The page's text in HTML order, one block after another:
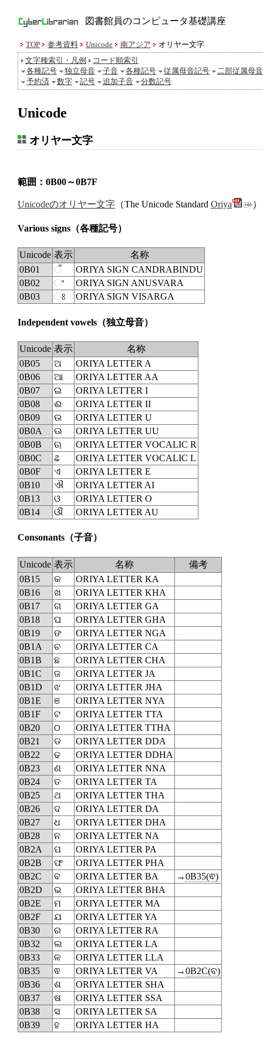
図書館員のコンピュータ基礎講座
TOP 参考資料 Unicode 南アジア
オリヤー文字
文字種索引・凡例
コード順索引
各種記号
独立母音 子音 各種記号 従属母音記号
二部従属母
予約済
数字 記号 追加子音 分数記号
Unicode
オリヤー文字
範囲：0B00～0B7F
Unicodeのオリヤー文字 （The Unicode Standard Oriya
Various signs （各種記号）
Unicode 表示
名称
0B01
◌ଁ
ORIYA SIGN CANDRABINDU
0B02
ଂ
ORIYA SIGN ANUSVARA
0B03
ଃ ORIYA SIGN VISARGA
Independent vowels （独立母音）
Unicode 表示
名称
0B05
ଅ
ORIYA LETTER A
0B06
ଆ
ORIYA LETTER AA
0B07
ଇ
ORIYA LETTER I
0B08
ଈ
ORIYA LETTER II
0B09
ଉ
ORIYA LETTER U
0B0A
ଊ
ORIYA LETTER UU
0B0B
ଋ
ORIYA LETTER VOCALIC R
0B0C
ଌ
ORIYA LETTER VOCALIC L
0B0F
ଏ
ORIYA LETTER E
0B10
ଐ
ORIYA LETTER AI
0B13
ଓ
ORIYA LETTER O
0B14
ଔ ORIYA LETTER AU
Consonants （子音）
Unicode 表示 名称
備考
0B15
କ
ORIYA LETTER KA
0B16
ଖ
ORIYA LETTER KHA
0B17
ଗ
ORIYA LETTER GA
0B18
ଘ
ORIYA LETTER GHA
0B19
ଙ
ORIYA LETTER NGA
0B1A
ଚ
ORIYA LETTER CA
0B1B
ଛ
ORIYA LETTER CHA
0B1C
ଜ
ORIYA LETTER JA
0B1D
ଝ
ORIYA LETTER JHA
0B1E
ଞ
ORIYA LETTER NYA
0B1F
ଟ
ORIYA LETTER TTA
0B20
ଠ
ORIYA LETTER TTHA
0B21
ଡ
ORIYA LETTER DDA
0B22
ଢ
ORIYA LETTER DDHA
0B23
ଣ
ORIYA LETTER NNA
0B24
ତ
ORIYA LETTER TA
0B25
ଥ
ORIYA LETTER THA
0B26
ଦ
ORIYA LETTER DA
0B27
ଧ
ORIYA LETTER DHA
0B28
ନ
ORIYA LETTER NA
0B2A
ପ
ORIYA LETTER PA
0B2B
ଫ
ORIYA LETTER PHA
0B2C
ବ ORIYA LETTER BA →0B35(ଵ)
0B2D
ଭ
ORIYA LETTER BHA
0B2E
ମ
ORIYA LETTER MA
0B2F
ଯ
ORIYA LETTER YA
0B30
ର
ORIYA LETTER RA
0B32
ଲ
ORIYA LETTER LA
0B33
ଳ
ORIYA LETTER LLA
0B35
ଵ ORIYA LETTER VA →0B2C(ବ)
0B36
ଶ
ORIYA LETTER SHA
0B37
ଷ
ORIYA LETTER SSA
0B38
ସ
ORIYA LETTER SA
0B39
ହ ORIYA LETTER HA